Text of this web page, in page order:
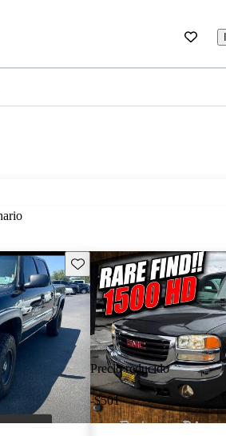
Guarda este Aviso
Precio reducido
-$501